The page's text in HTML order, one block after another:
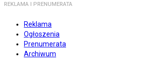
REKLAMA I PRENUMERATA
Reklama
Ogłoszenia
Prenumerata
Archiwum